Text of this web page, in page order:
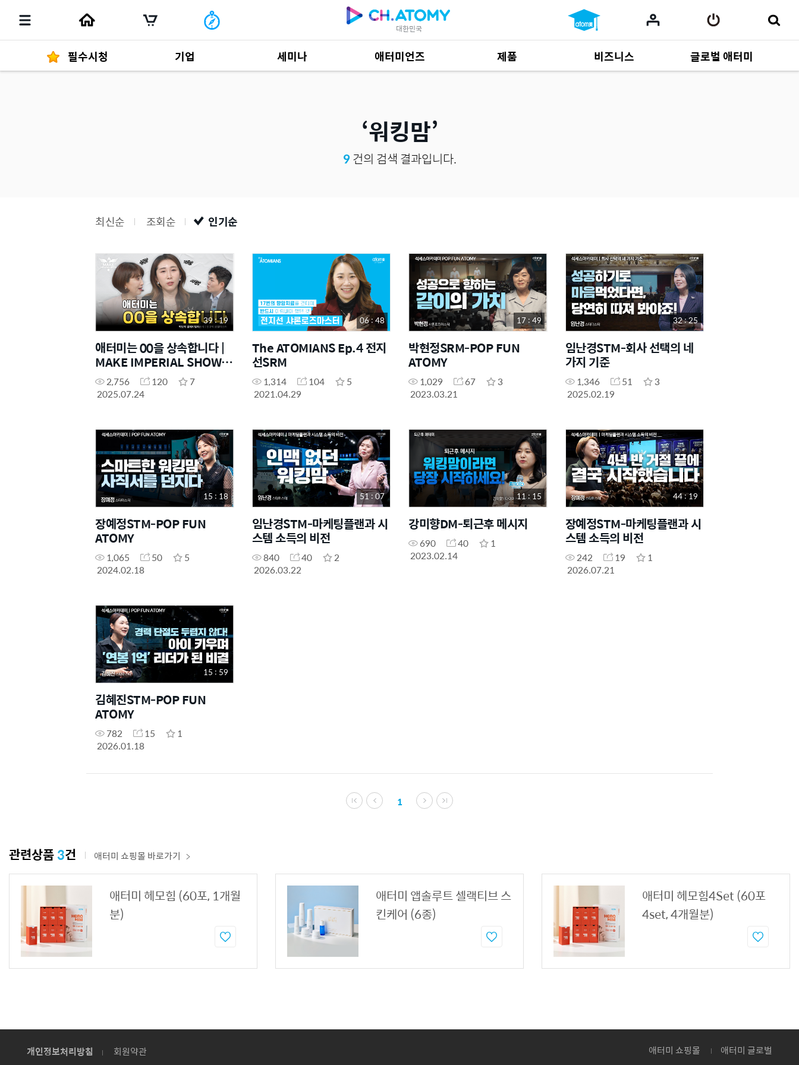
대한민국
필수시청 기업 세미나 애터미언즈 제품
제품 자료685
비즈니스
사업 자료165
글로벌 애터미
워킹맘
9건의 검색 결과입니다.
최신순 조회순 인기순
39 : 19
애터미는 00을 상속합니다 |
MAKE IMPERIAL SHOW
EP.32,756 120
7
2025.07.24
06 : 48
The ATOMIANS Ep.4 전지
선SRM
1,314 104
5
2021.04.29
17 : 49
박현정SRM-POP FUN
ATOMY
1,029 67
3
2023.03.21
32 : 25
임난경STM-회사 선택의 네
가지 기준
1,346 51
3
2025.02.19
15 : 18
장예정STM-POP FUN
ATOMY
1,065 50
5
2024.02.18
51 : 07
임난경STM-마케팅플랜과 시
스템 소득의 비전
840 40
2
2026.03.22
11 : 15
강미향DM-퇴근후 메시지
690 40
1
2023.02.14
44 : 19
장예정STM-마케팅플랜과 시
스템 소득의 비전
242 19
1
2026.07.21
15 : 59
김혜진STM-POP FUN
ATOMY
782 15
1
2026.01.18
1
관련상품3건 애터미 쇼핑몰 바로가기
애터미 헤모힘 (60포, 1개월
분)
애터미 앱솔루트 셀랙티브 스
킨케어 (6종)
애터미 헤모힘4Set (60포
4set, 4개월분)
개인정보처리방침 회원약관 애터미 쇼핑몰 애터미 글로벌